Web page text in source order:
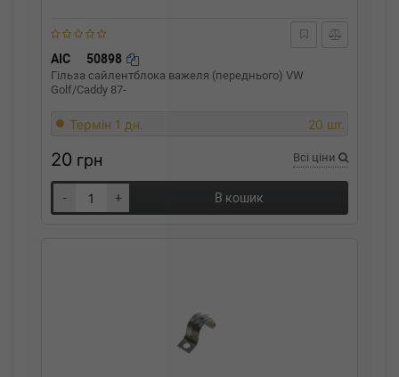
AIC 50898
Гільза сайлентблока важеля (переднього) VW
Golf/Caddy 87-
Термін 1 дн. 20 шт.
20 грн Всі ціни
- + В кошик